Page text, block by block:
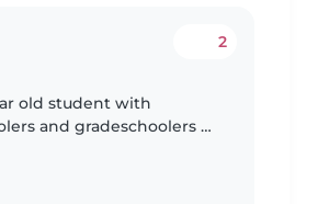
2
old student with
and gradeschoolers of